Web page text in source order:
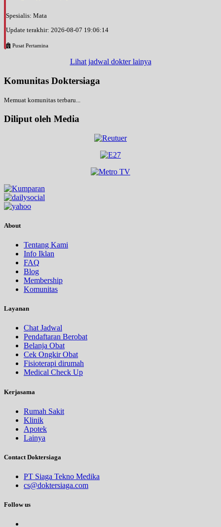
Spesialis: Mata
Update terakhir: 2026-08-07 19:06:14
Pusat Pertamina
Lihat jadwal dokter lainya
Komunitas Doktersiaga
Memuat komunitas terbaru...
Diliput oleh Media
About
Tentang Kami
Info Iklan
FAQ
Blog
Membership
Komunitas
Layanan
Chat Jadwal
Pendaftaran Berobat
Belanja Obat
Cek Ongkir Obat
Fisioterapi dirumah
Medical Check Up
Kerjasama
Rumah Sakit
Klinik
Apotek
Lainya
Contact Doktersiaga
PT Siaga Tekno Medika
cs@doktersiaga.com
Follow us